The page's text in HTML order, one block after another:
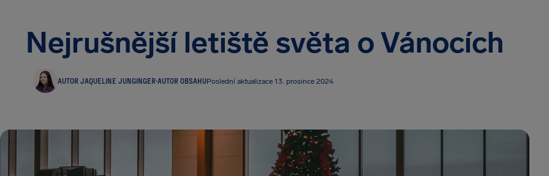
Nejrušnější letiště světa o Vánocích
AUTOR JAQUELINE JUNGINGER·AUTOR OBSAHUPoslední aktualizace 13. prosince 2024